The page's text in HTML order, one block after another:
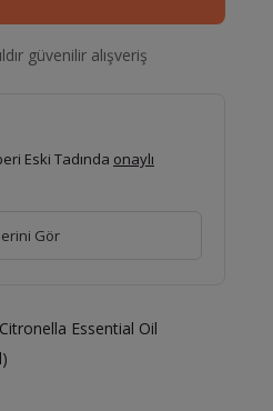
güvenilir alışveriş
Eski Tadında onaylı
Gör
Essential Oil